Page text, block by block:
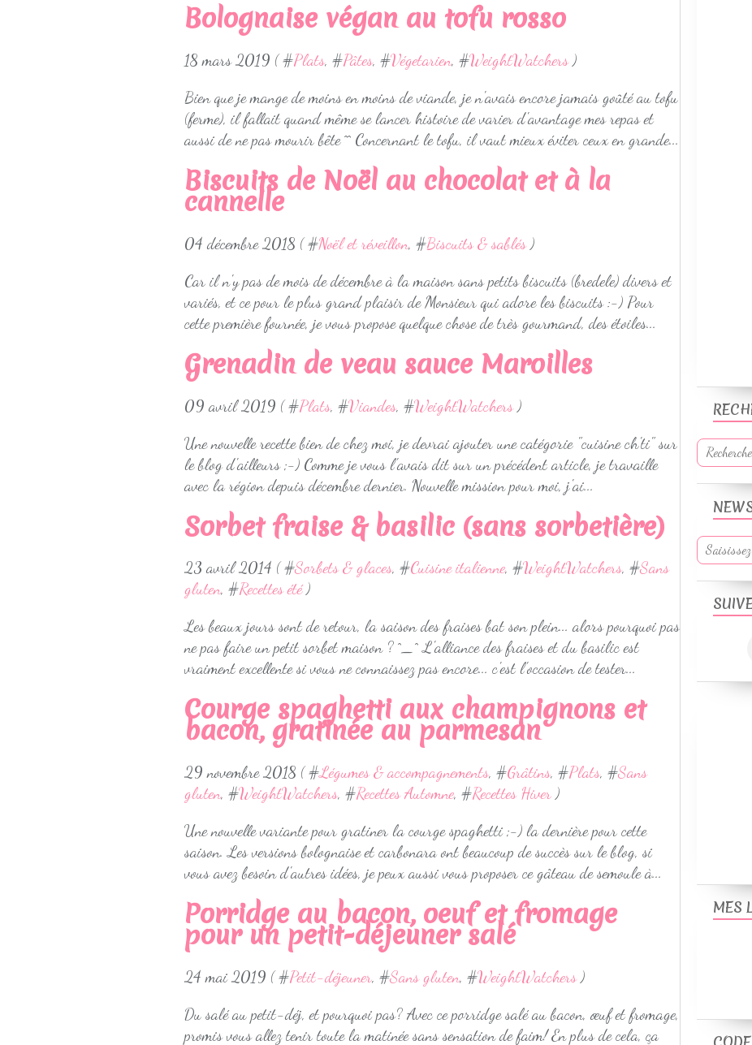
Bolognaise végan au tofu rosso
18 mars 2019 ( #Plats, #Pâtes, #Végetarien, #WeightWatchers)
Bien que je mange de moins en moins de viande, je n'avais encore jamais goûté au tofu
(ferme), il fallait quand même se lancer histoire de varier d'avantage mes repas et
aussi de ne pas mourir bête ^^ Concernant le tofu, il vaut mieux éviter ceux en grande...
Biscuits de Noël au chocolat et à la
cannelle
04 décembre 2018 ( #Noël et réveillon, #Biscuits & sablés)
Car il n'y pas de mois de décembre à la maison sans petits biscuits (bredele) divers et
variés, et ce pour le plus grand plaisir de Monsieur qui adore les biscuits :-) Pour
cette première fournée, je vous propose quelque chose de très gourmand, des étoiles...
Grenadin de veau sauce Maroilles
09 avril 2019 ( #Plats, #Viandes, #WeightWatchers)
Une nouvelle recette bien de chez moi, je devrai ajouter une catégorie "cuisine ch'ti" sur
le blog d'ailleurs ;-) Comme je vous l'avais dit sur un précédent article, je travaille
avec la région depuis décembre dernier. Nouvelle mission pour moi, j'ai...
Sorbet fraise & basilic (sans sorbetière)
23 avril 2014 ( #Sorbets & glaces, #Cuisine italienne, #WeightWatchers, #Sans
gluten, #Recettes été)
Les beaux jours sont de retour, la saison des fraises bat son plein... alors pourquoi pas
ne pas faire un petit sorbet maison ? ^_^ L'alliance des fraises et du basilic est
vraiment excellente si vous ne connaissez pas encore... c'est l'occasion de tester...
Courge spaghetti aux champignons et
bacon, gratinée au parmesan
29 novembre 2018 ( #Légumes & accompagnements, #Grâtins, #Plats, #Sans
gluten, #WeightWatchers, #Recettes Automne, #Recettes Hiver )
Une nouvelle variante pour gratiner la courge spaghetti ;-) la dernière pour cette
saison. Les versions bolognaise et carbonara ont beaucoup de succès sur le blog, si
vous avez besoin d'autres idées, je peux aussi vous proposer ce gâteau de semoule à...
Porridge au bacon, oeuf et fromage
pour un petit-déjeuner salé
24 mai 2019 ( #Petit-déjeuner, #Sans gluten, #WeightWatchers)
Du salé au petit-déj, et pourquoi pas? Avec ce porridge salé au bacon, œuf et fromage,
promis vous allez tenir toute la matinée sans sensation de faim! En plus de cela, ça
MES